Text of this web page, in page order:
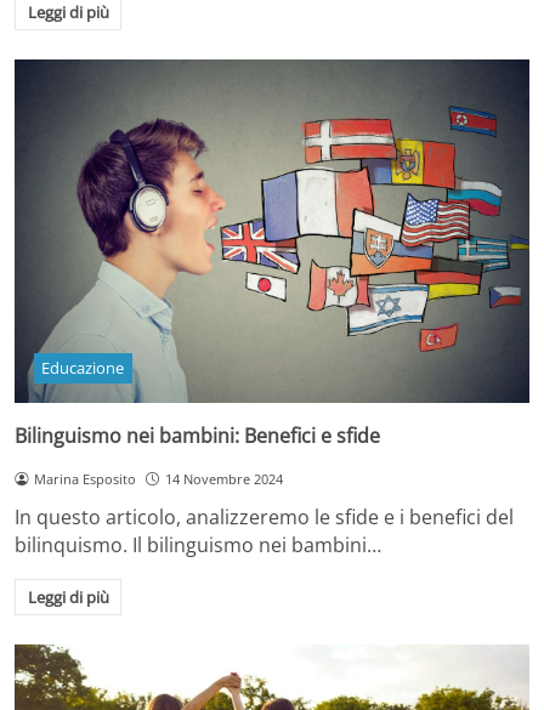
Leggi di più
Educazione
Bilinguismo nei bambini: Benefici e sfide
Marina Esposito 14 Novembre 2024
In questo articolo, analizzeremo le sfide e i benefici del
bilinquismo. Il bilinguismo nei bambini…
Leggi di più